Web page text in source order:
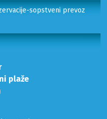
sopstveni prevoz
plaže